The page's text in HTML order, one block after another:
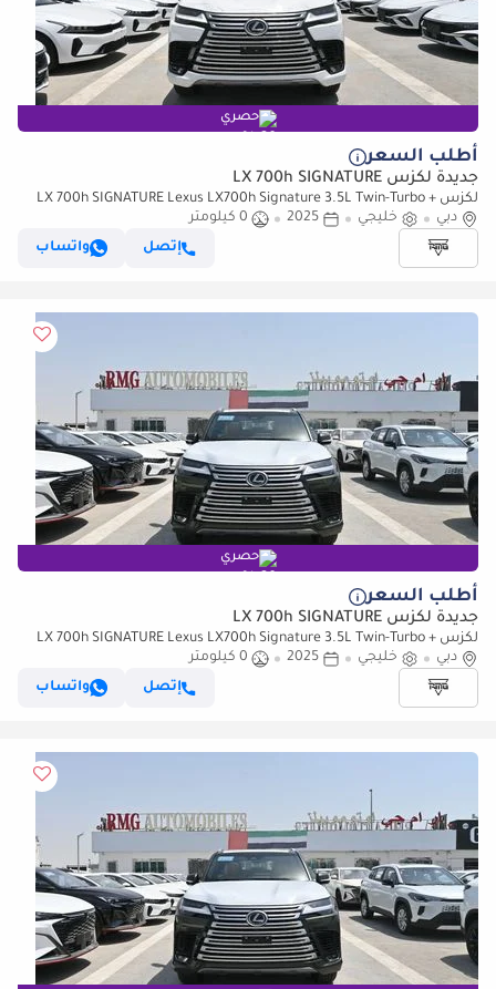
حصري
أطلب السعر
جديدة لكزس LX 700h SIGNATURE
لكزس LX 700h SIGNATURE Lexus LX700h Signature 3.5L Twin-Turbo +
Hybrid V6, Petrol Model 2025
دبي خليجي 2025
0 كيلومتر
إتصل
واتساب
حصري
أطلب السعر
جديدة لكزس LX 700h SIGNATURE
لكزس LX 700h SIGNATURE Lexus LX700h Signature 3.5L Twin-Turbo +
Hybrid V6, Model 2025, Color Green inside Red
دبي خليجي 2025
0 كيلومتر
إتصل
واتساب